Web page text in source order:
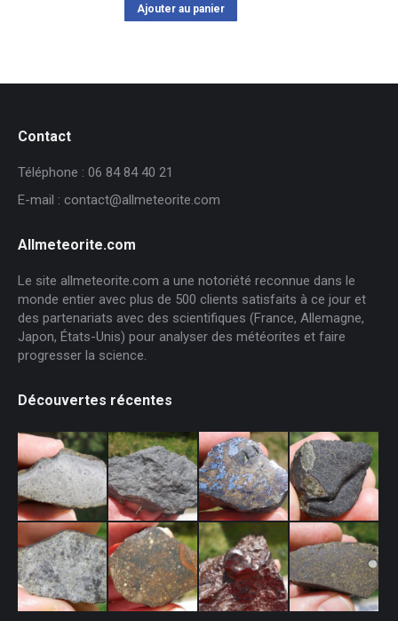
Ajouter au panier
Contact
Téléphone : 06 84 84 40 21
E-mail : contact@allmeteorite.com
Allmeteorite.com
Le site allmeteorite.com a une notoriété reconnue dans le
monde entier avec plus de 500 clients satisfaits à ce jour et
des partenariats avec des scientifiques (France, Allemagne,
Japon, États-Unis) pour analyser des météorites et faire
progresser la science.
Découvertes récentes